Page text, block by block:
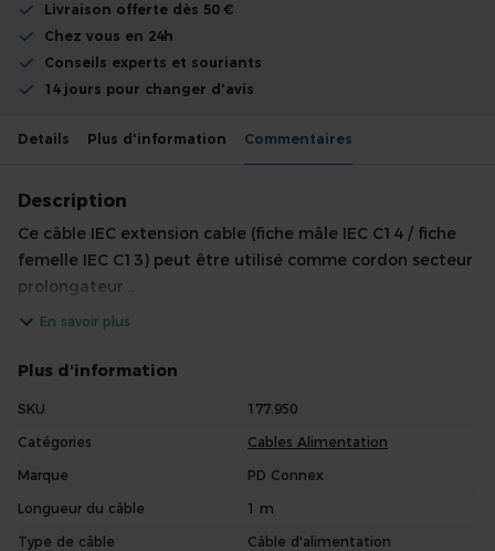
Livraison offerte dès 50 €
Chez vous en 24h
Conseils experts et souriants
14 jours pour changer d'avis
Details Plus d'information Commentaires
Description
Ce câble IEC extension cable (fiche mâle IEC C14 / fiche
femelle IEC C13) peut être utilisé comme cordon secteur
prolongateur...
En savoir plus
Plus d'information
SKU
177.950
Catégories
Cables Alimentation
Marque
PD Connex
Longueur du câble
1 m
Type de câble
Câble d'alimentation